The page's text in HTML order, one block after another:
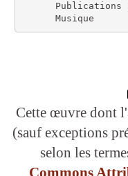
Publications
Cette œuvre dont
(sauf exceptions
selon les
Commons